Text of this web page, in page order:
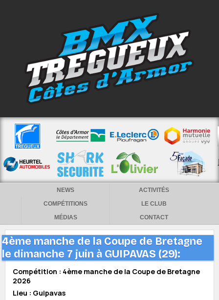
NEWS
ACTIVITÉS
COMPÉTITIONS
LE CLUB
MÉDIAS
CONTACT
4ème manche de la Coupe de Bretagne
le dimanche 7 juin à GUIPAVAS (29):
Compétition : 4ème manche de la Coupe de Bretagne
2026
Lieu : Guipavas